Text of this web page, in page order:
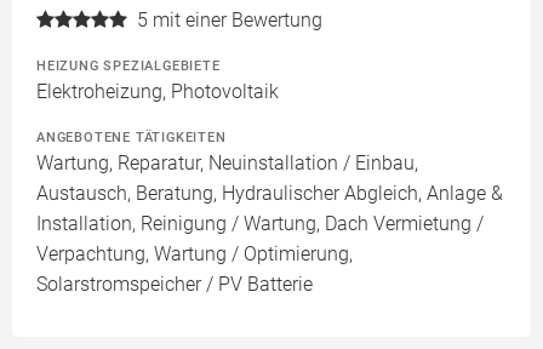
5 mit einer Bewertung
HEIZUNG SPEZIALGEBIETE
Elektroheizung, Photovoltaik
ANGEBOTENE TÄTIGKEITEN
Wartung, Reparatur, Neuinstallation / Einbau,
Austausch, Beratung, Hydraulischer Abgleich, Anlage &
Installation, Reinigung / Wartung, Dach Vermietung /
Verpachtung, Wartung / Optimierung,
Solarstromspeicher / PV Batterie